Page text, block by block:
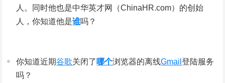
人。同时他也是中华英才网（ChinaHR.com）的创始
人，你知道他是谁吗？
你知道近期谷歌关闭了 哪个浏览器的离线Gmail登陆服务
吗？